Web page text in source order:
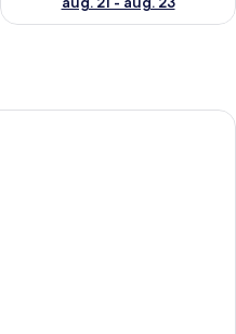
Egy szállodai szoba két ággyal, egy